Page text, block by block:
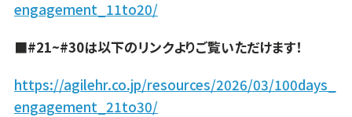
engagement_11to20/
■#21~#30は以下のリンクよりご覧いただけます！
https://agilehr.co.jp/resources/2026/03/100days_
engagement_21to30/